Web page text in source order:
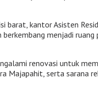
barat, kantor Asisten
menjadi
renovasi untuk
Majapahit, serta sarana